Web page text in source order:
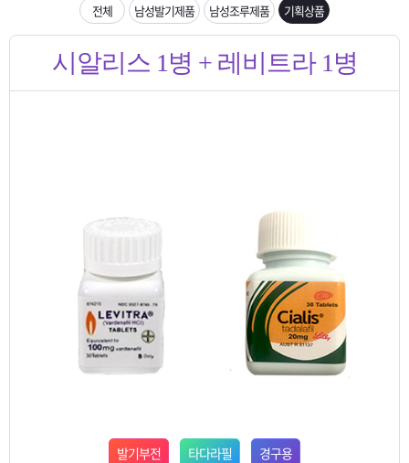
[무인택배함 이용 안내] 집 밖에 주소로 택배 받기
전체 남성발기제품 남성조루제품 기획상품
시알리스 1병 + 레비트라 1병
발기부전 타다라필 경구용